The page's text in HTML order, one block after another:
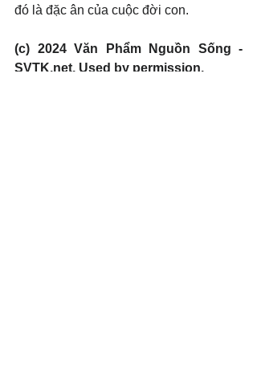
đó là đặc ân của cuộc đời con.
(c) 2024 Văn Phẩm Nguồn Sống -
SVTK.net. Used by permission.